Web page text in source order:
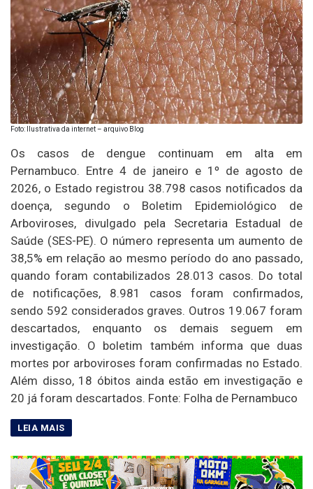
Foto: Ilustrativa da internet – arquivo Blog
Os casos de dengue continuam em alta em
Pernambuco. Entre 4 de janeiro e 1º de agosto de
2026, o Estado registrou 38.798 casos notificados da
doença, segundo o Boletim Epidemiológico de
Arboviroses, divulgado pela Secretaria Estadual de
Saúde (SES-PE). O número representa um aumento de
38,5% em relação ao mesmo período do ano passado,
quando foram contabilizados 28.013 casos. Do total
de notificações, 8.981 casos foram confirmados,
sendo 592 considerados graves. Outros 19.067 foram
descartados, enquanto os demais seguem em
investigação. O boletim também informa que duas
mortes por arboviroses foram confirmadas no Estado.
Além disso, 18 óbitos ainda estão em investigação e
20 já foram descartados. Fonte: Folha de Pernambuco